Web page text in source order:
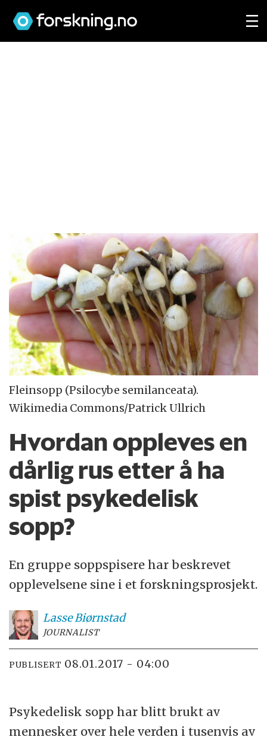
Fleinsopp (Psilocybe semilanceata).
Wikimedia Commons/Patrick Ullrich
Hvordan oppleves en
dårlig rus etter å ha
spist psykedelisk
sopp?
En gruppe soppspisere har beskrevet
opplevelsene sine i et forskningsprosjekt.
LasseBiørnstad
JOURNALIST
PUBLISERT 08.01.2017 - 04:00
Psykedelisk sopp har blitt brukt av
mennesker over hele verden i tusenvis av